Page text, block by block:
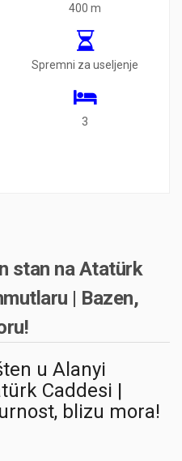
400 m
Spremni za useljenje
3
stan na Atatürk
| Bazen,
u Alanyi
Caddesi |
blizu mora!